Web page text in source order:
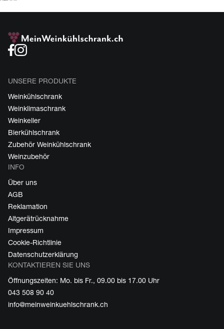
UNSERE PRODUKTE
Weinkühlschrank
Weinklimaschrank
Weinkeller
Bierkühlschrank
Zubehör Weinkühlschrank
Weinzubehör
INFO
Über uns
AGB
Reklamation
Altgerätrücknahme
Impressum
Cookie-Richtlinie
Datenschutzerklärung
KONTAKTIEREN SIE UNS
Öffnungszeiten: Mo. bis Fr., 09.00 bis 17.00 Uhr
043 508 90 40
info@meinweinkuehlschrank.ch